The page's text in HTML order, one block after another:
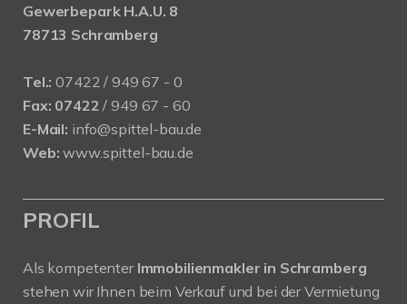
Gewerbepark H.A.U. 8
78713 Schramberg
Tel.: 07422 / 949 67 - 0
Fax: 07422 / 949 67 - 60
E-Mail: info@spittel-bau.de
Web: www.spittel-bau.de
PROFIL
Als kompetenter Immobilienmakler in Schramberg
stehen wir Ihnen beim Verkauf und bei der Vermietung